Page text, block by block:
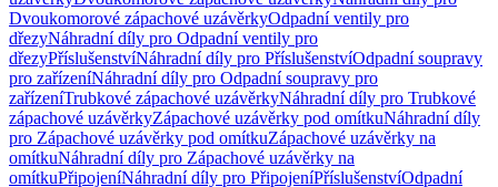
Dvoukomorové zápachové uzávěrkyOdpadní ventily pro
dřezyNáhradní díly pro Odpadní ventily pro
dřezyPříslušenstvíNáhradní díly pro PříslušenstvíOdpadní soupravy
pro zařízeníNáhradní díly pro Odpadní soupravy pro
zařízeníTrubkové zápachové uzávěrkyNáhradní díly pro Trubkové
zápachové uzávěrkyZápachové uzávěrky pod omítkuNáhradní díly
pro Zápachové uzávěrky pod omítkuZápachové uzávěrky na
omítkuNáhradní díly pro Zápachové uzávěrky na
omítkuPřipojeníNáhradní díly pro PřipojeníPříslušenstvíOdpadní